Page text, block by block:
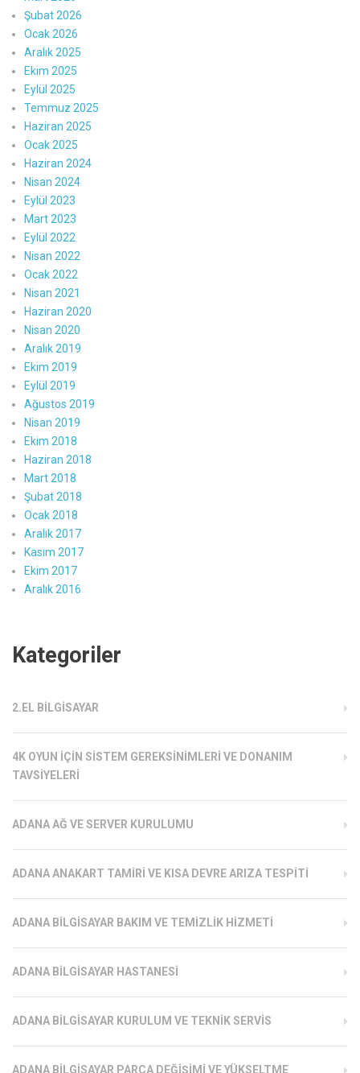
Şubat 2026
Ocak 2026
Aralık 2025
Ekim 2025
Eylül 2025
Temmuz 2025
Haziran 2025
Ocak 2025
Haziran 2024
Nisan 2024
Eylül 2023
Mart 2023
Eylül 2022
Nisan 2022
Ocak 2022
Nisan 2021
Haziran 2020
Nisan 2020
Aralık 2019
Ekim 2019
Eylül 2019
Ağustos 2019
Nisan 2019
Ekim 2018
Haziran 2018
Mart 2018
Şubat 2018
Ocak 2018
Aralık 2017
Kasım 2017
Ekim 2017
Aralık 2016
Kategoriler
2.EL BILGISAYAR
4K OYUN İÇIN SISTEM GEREKSINIMLERI VE DONANIM
TAVSIYELERI
ADANA AĞ VE SERVER KURULUMU
ADANA ANAKART TAMIRI VE KISA DEVRE ARIZA TESPITI
ADANA BILGISAYAR BAKIM VE TEMIZLIK HIZMETI
ADANA BILGISAYAR HASTANESI
ADANA BILGISAYAR KURULUM VE TEKNIK SERVIS
ADANA BILGISAYAR PARÇA DEĞIŞIMI VE YÜKSELTME